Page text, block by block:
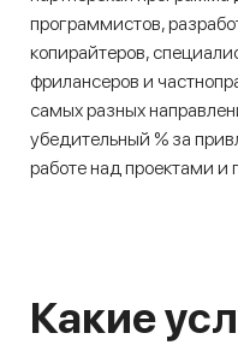
программистов,
копирайтеров,
фрилансеров и
самых разных
убедительный % за
работе над проектами и
Какие